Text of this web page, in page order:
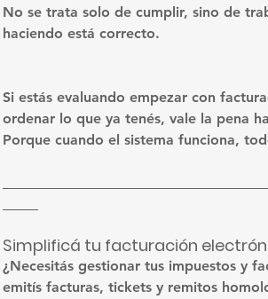
No se trata solo de cumplir, sino de
haciendo está correcto.
Si estás evaluando empezar con
ordenar lo que ya tenés, vale la pena
Porque cuando el sistema funciona,
Simplificá tu facturación
¿Necesitás gestionar tus impuestos y
emitís facturas, tickets y remitos